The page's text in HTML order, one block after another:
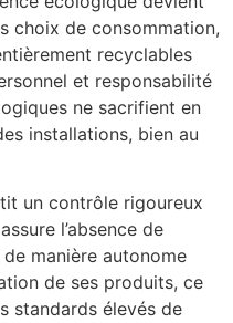
choix de consommation,
recyclables
et responsabilité
ne sacrifient en
installations, bien au
un contrôle rigoureux
l’absence de
manière autonome
de ses produits, ce
standards élevés de